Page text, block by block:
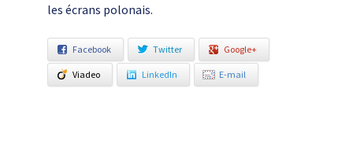
les écrans polonais.
Facebook Twitter Google+
Viadeo LinkedIn E-mail